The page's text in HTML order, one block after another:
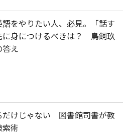
をやりたい人、必見。「話す
に身につけるべきは？ 鳥飼玖
え
だけじゃない 図書館司書が教
索術